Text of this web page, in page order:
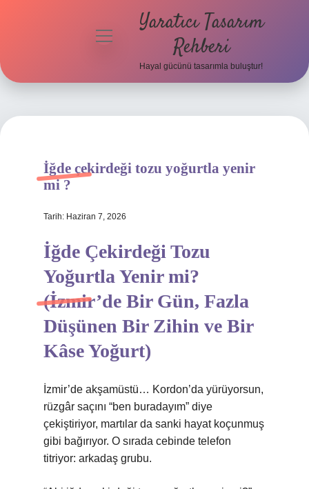
Yasal Uyarı
Hakkımızda
menüyü
Yaratıcı Tasarım
Rehberi
Hayal gücünü tasarımla buluştur!
İğde çekirdeği tozu yoğurtla yenir
mi ?
Tarih: Haziran 7, 2026
İğde Çekirdeği Tozu
Yoğurtla Yenir mi?
(İzmir’de Bir Gün, Fazla
Düşünen Bir Zihin ve Bir
Kâse Yoğurt)
İzmir’de akşamüstü… Kordon’da yürüyorsun,
rüzgâr saçını “ben buradayım” diye
çekiştiriyor, martılar da sanki hayat koçunmuş
gibi bağırıyor. O sırada cebinde telefon
titriyor: arkadaş grubu.